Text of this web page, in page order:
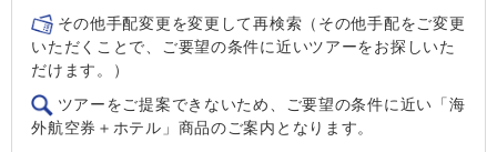
その他手配変更を変更して再検索（その他手配をご変更
いただくことで、ご要望の条件に近いツアーをお探しいた
だけます。）
ツアーをご提案できないため、ご要望の条件に近い「海
外航空券＋ホテル」商品のご案内となります。